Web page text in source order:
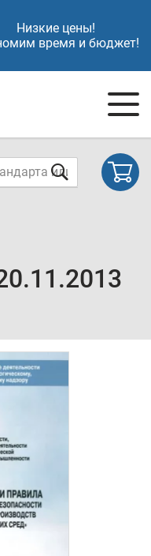
Низкие цены!
время и бюджет!